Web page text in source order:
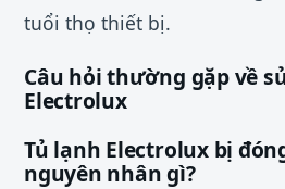
tuổi thọ thiết bị.
Câu hỏi thường gặp về
Electrolux
Tủ lạnh Electrolux bị
nguyên nhân gì?